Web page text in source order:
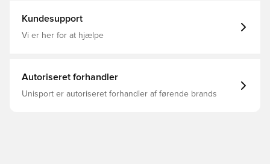
Kundesupport
Vi er her for at hjælpe
Autoriseret forhandler
Unisport er autoriseret forhandler af førende brands